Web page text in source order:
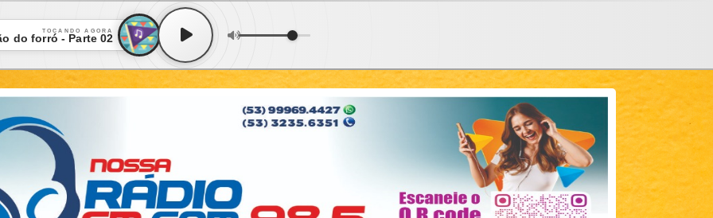
TOCANDO AGORA
do forró - Parte 02